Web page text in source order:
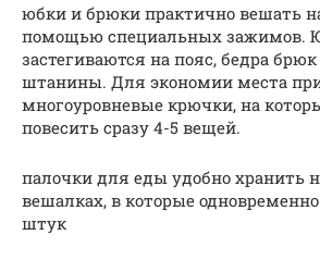
юбки и брюки практично вешать
помощью специальных зажимов.
застегиваются на пояс, бедра
штанины. Для экономии места
многоуровневые крючки, на
повесить сразу 4-5 вещей.
палочки для еды удобно хранить
вешалках, в которые
штук